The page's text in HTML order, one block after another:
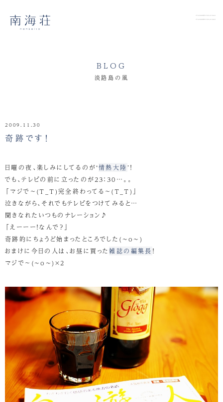
BLOG
淡路島の風
2009.11.30
奇跡です！
日曜の夜、楽しみにしてるのが‘情熱大陸’！
でも、テレビの前に立ったのが23：30…。。
「マジで～(T_T)完全終わってる～(T_T)」
泣きながら、それでもテレビをつけてみると…
聞きなれたいつものナレーション♪
「えーーー！なんで？」
奇跡的にちょうど始まったところでした(~o~)
おまけに今日の人は、お昼に買った雑誌の編集長 ！
マジで～(~o~)×2